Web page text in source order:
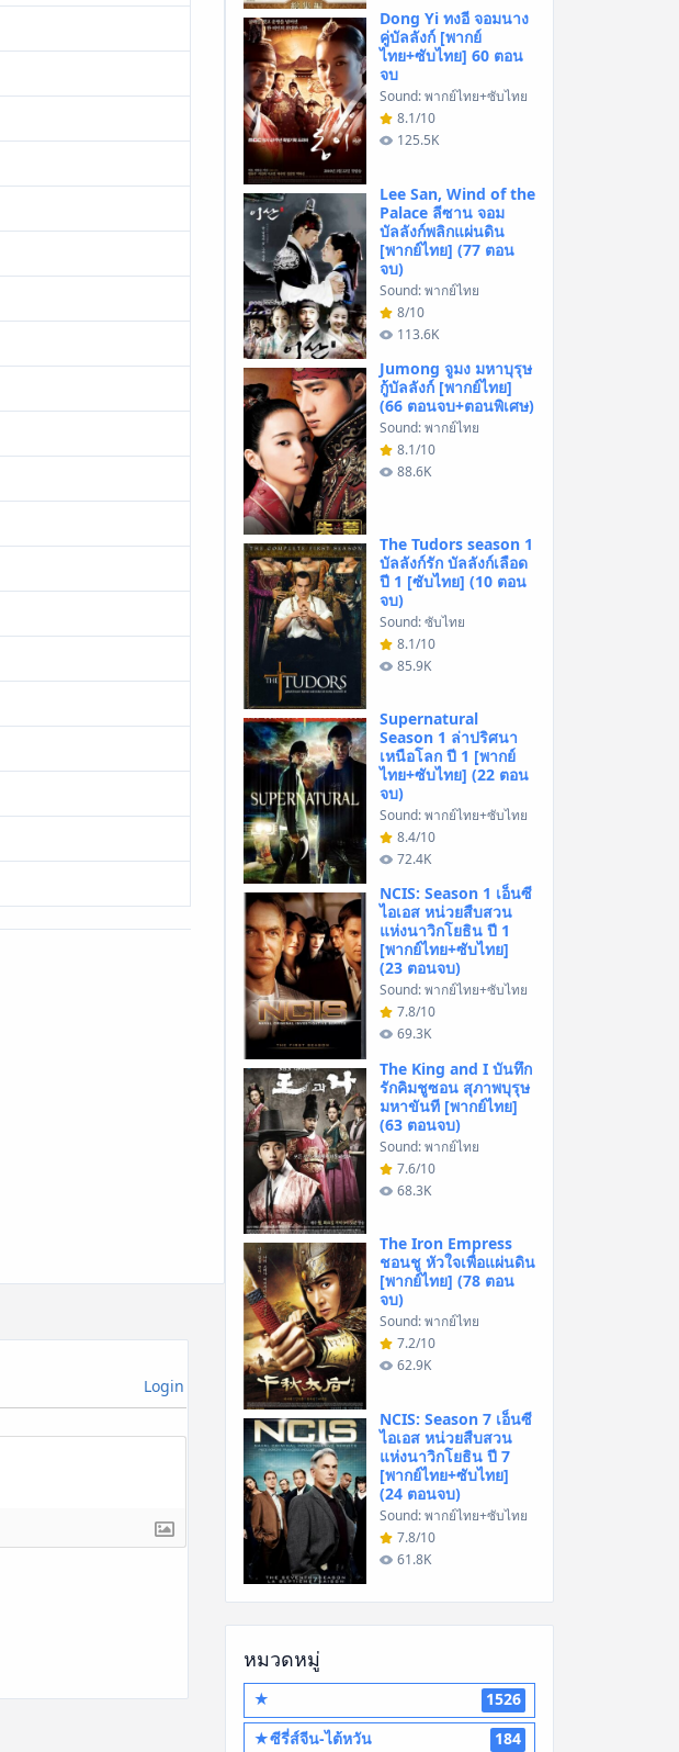
Login
Dong Yi ทงอี จอมนาง
คู่บัลลังก์ [พากย์
ไทย+ซับไทย] 60 ตอน
จบ
Sound: พากย์ไทย+ซับไทย
8.1/10
125.5K
Lee San, Wind of the
Palace ลีซาน จอม
บัลลังก์พลิกแผ่นดิน
[พากย์ไทย] (77 ตอน
จบ)
Sound: พากย์ไทย
8/10
113.6K
Jumong จูมง มหาบุรุษ
กู้บัลลังก์ [พากย์ไทย]
(66 ตอนจบ+ตอนพิเศษ)
Sound: พากย์ไทย
8.1/10
88.6K
The Tudors season 1
บัลลังก์รัก บัลลังก์เลือด
ปี 1 [ซับไทย] (10 ตอน
จบ)
Sound: ซับไทย
8.1/10
85.9K
Supernatural
Season 1 ล่าปริศนา
เหนือโลก ปี 1 [พากย์
ไทย+ซับไทย] (22 ตอน
จบ)
Sound: พากย์ไทย+ซับไทย
8.4/10
72.4K
NCIS: Season 1 เอ็นซี
ไอเอส หน่วยสืบสวน
แห่งนาวิกโยธิน ปี 1
[พากย์ไทย+ซับไทย]
(23 ตอนจบ)
Sound: พากย์ไทย+ซับไทย
7.8/10
69.3K
The King and I บันทึก
รักคิมชูซอน สุภาพบุรุษ
มหาขันที [พากย์ไทย]
(63 ตอนจบ)
Sound: พากย์ไทย
7.6/10
68.3K
The Iron Empress
ชอนชู หัวใจเพื่อแผ่นดิน
[พากย์ไทย] (78 ตอน
จบ)
Sound: พากย์ไทย
7.2/10
62.9K
NCIS: Season 7 เอ็นซี
ไอเอส หน่วยสืบสวน
แห่งนาวิกโยธิน ปี 7
[พากย์ไทย+ซับไทย]
(24 ตอนจบ)
Sound: พากย์ไทย+ซับไทย
7.8/10
61.8K
หมวดหมู่
★
1526
★ซีรี่ส์จีน-ไต้หวัน
184